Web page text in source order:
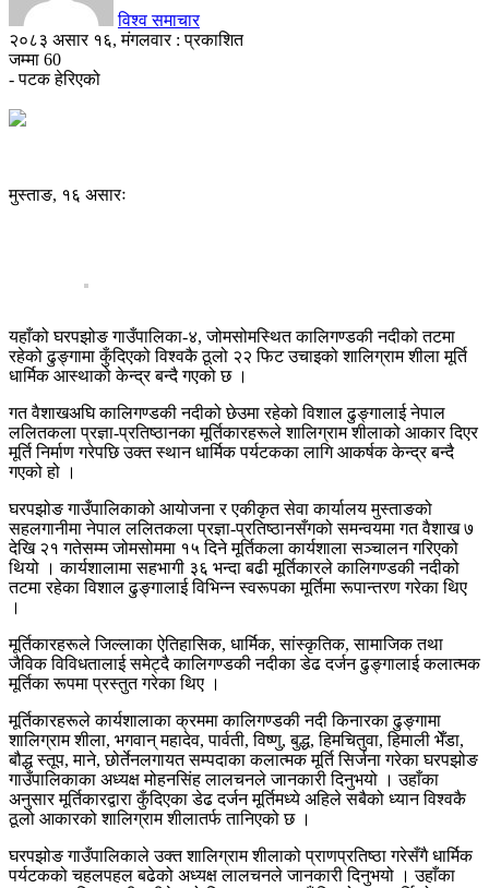
विश्व समाचार
२०८३ असार १६, मंगलवार : प्रकाशित
जम्मा 60
- पटक हेरिएको
मुस्ताङ, १६ असारः
यहाँको घरपझोङ गाउँपालिका-४, जोमसोमस्थित कालिगण्डकी नदीको तटमा
रहेको ढुङ्गामा कुँदिएको विश्वकै ठूलो २२ फिट उचाइको शालिग्राम शीला मूर्ति
धार्मिक आस्थाको केन्द्र बन्दै गएको छ ।
गत वैशाखअघि कालिगण्डकी नदीको छेउमा रहेको विशाल ढुङ्गालाई नेपाल
ललितकला प्रज्ञा-प्रतिष्ठानका मूर्तिकारहरूले शालिग्राम शीलाको आकार दिएर
मूर्ति निर्माण गरेपछि उक्त स्थान धार्मिक पर्यटकका लागि आकर्षक केन्द्र बन्दै
गएको हो ।
घरपझोङ गाउँपालिकाको आयोजना र एकीकृत सेवा कार्यालय मुस्ताङको
सहलगानीमा नेपाल ललितकला प्रज्ञा-प्रतिष्ठानसँगको समन्वयमा गत वैशाख ७
देखि २१ गतेसम्म जोमसोममा १५ दिने मूर्तिकला कार्यशाला सञ्चालन गरिएको
थियो । कार्यशालामा सहभागी ३६ भन्दा बढी मूर्तिकारले कालिगण्डकी नदीको
तटमा रहेका विशाल ढुङ्गालाई विभिन्न स्वरूपका मूर्तिमा रूपान्तरण गरेका थिए
।
मूर्तिकारहरूले जिल्लाका ऐतिहासिक, धार्मिक, सांस्कृतिक, सामाजिक तथा
जैविक विविधतालाई समेट्दै कालिगण्डकी नदीका डेढ दर्जन ढुङ्गालाई कलात्मक
मूर्तिका रूपमा प्रस्तुत गरेका थिए ।
मूर्तिकारहरूले कार्यशालाका क्रममा कालिगण्डकी नदी किनारका ढुङ्गामा
शालिग्राम शीला, भगवान् महादेव, पार्वती, विष्णु, बुद्ध, हिमचितुवा, हिमाली भेँडा,
बौद्ध स्तूप, माने, छोर्तेनलगायत सम्पदाका कलात्मक मूर्ति सिर्जना गरेका घरपझोङ
गाउँपालिकाका अध्यक्ष मोहनसिंह लालचनले जानकारी दिनुभयो । उहाँका
अनुसार मूर्तिकारद्वारा कुँदिएका डेढ दर्जन मूर्तिमध्ये अहिले सबैको ध्यान विश्वकै
ठूलो आकारको शालिग्राम शीलातर्फ तानिएको छ ।
घरपझोङ गाउँपालिकाले उक्त शालिग्राम शीलाको प्राणप्रतिष्ठा गरेसँगै धार्मिक
पर्यटकको चहलपहल बढेको अध्यक्ष लालचनले जानकारी दिनुभयो । उहाँका